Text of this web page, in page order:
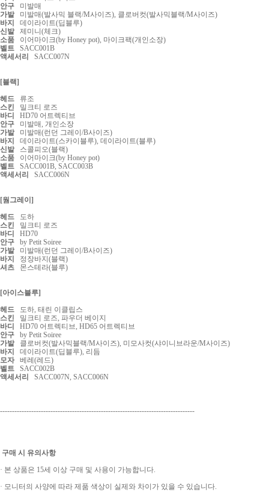
안구 미발매
가발 미발매(발사믹 블랙/M사이즈), 클로버컷(발사믹블랙/M사이즈)
바지 데이라이트(딥블루)
신발 제미니(체크)
소품 이어마이크(by Honey pot), 마이크팩(개인소장)
벨트 SACC001B
액세서리 SACC007N
[블랙]
헤드 류조
스킨 밀크티 로즈
바디 HD70 어트렉티브
안구 미발매, 개인소장
가발 미발매(런던 그레이/B사이즈)
바지 데이라이트(스카이블루), 데이라이트(블루)
신발 스콜피오(블랙)
소품 이어마이크(by Honey pot)
벨트 SACC001B, SACC003B
액세서리 SACC006N
[웜그레이]
헤드
도하
스킨 밀크티 로즈
바디 HD70
안구 by Petit Soiree
가발 미발매(런던 그레이/B사이즈)
바지 정장바지(블랙)
셔츠 몬스테라(블루)
[아이스블루]
헤드
도하, 태린 이클립스
스킨 밀크티 로즈, 파우더 베이지
바디 HD70 어트렉티브, HD65 어트렉티브
안구 by Petit Soiree
가발 클로버컷(발사믹블랙/M사이즈), 미모사컷(샤이니브라운/M사이즈)
바지 데이라이트(딥블루), 리듬
모자 베레(레드)
벨트 SACC002B
액세서리 SACC007N, SACC006N
---------------------------------------------------------------------------------
구매 시 유의사항
· 본 상품은 15세 이상 구매 및 사용이 가능합니다.
· 모니터의 사양에 따라 제품 색상이 실제와 차이가 있을 수 있습니다.